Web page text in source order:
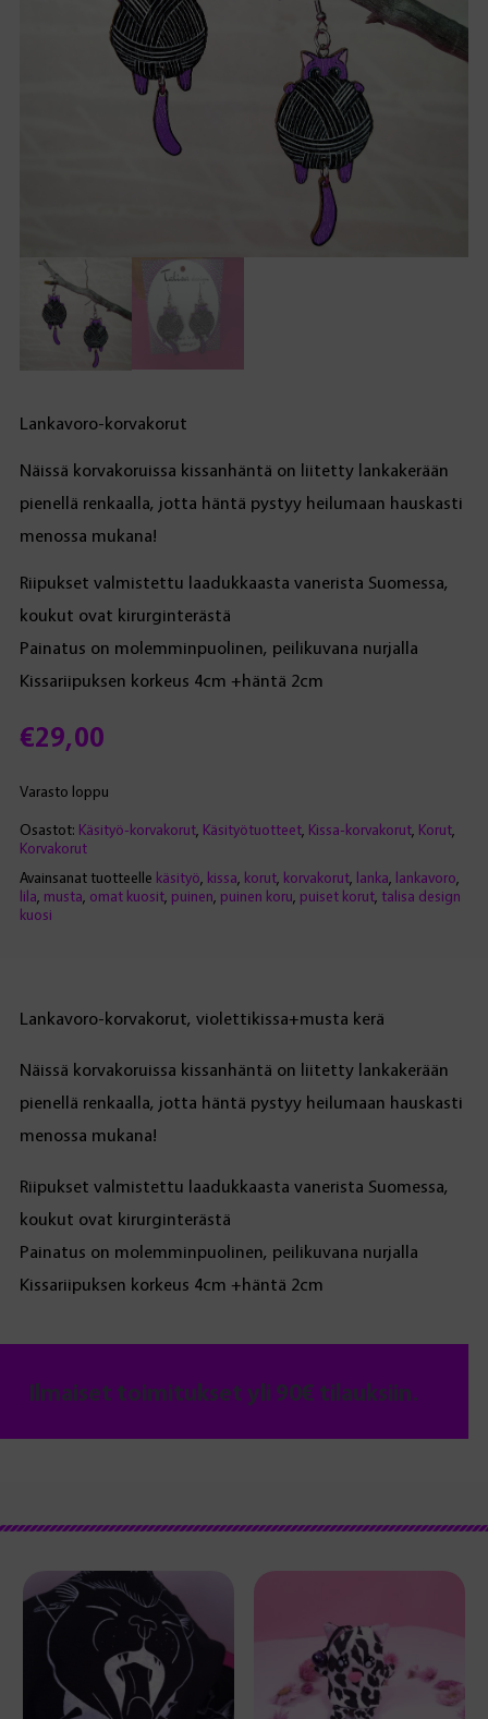
€29,00
Lankavoro-korvakorut
Näissä korvakoruissa kissanhäntä on liitetty lankakerään
pienellä renkaalla, jotta häntä pystyy heilumaan hauskasti
menossa mukana!
Riipukset valmistettu laadukkaasta vanerista Suomessa,
koukut ovat kirurginterästä
Painatus on molemminpuolinen, peilikuvana nurjalla
Kissariipuksen korkeus 4cm +häntä 2cm
Varasto loppu
Osastot: Käsityö-korvakorut, Käsityötuotteet, Kissa-korvakorut, Korut,
Korvakorut
Avainsanat tuotteelle käsityö, kissa, korut, korvakorut, lanka, lankavoro,
lila, musta, omat kuosit, puinen, puinen koru, puiset korut, talisa design
kuosi
Lankavoro-korvakorut, violettikissa+musta kerä
Näissä korvakoruissa kissanhäntä on liitetty lankakerään
pienellä renkaalla, jotta häntä pystyy heilumaan hauskasti
menossa mukana!
Riipukset valmistettu laadukkaasta vanerista Suomessa,
koukut ovat kirurginterästä
Painatus on molemminpuolinen, peilikuvana nurjalla
Kissariipuksen korkeus 4cm +häntä 2cm
Ilmaiset toimitukset yli 90€ tilauksiin.